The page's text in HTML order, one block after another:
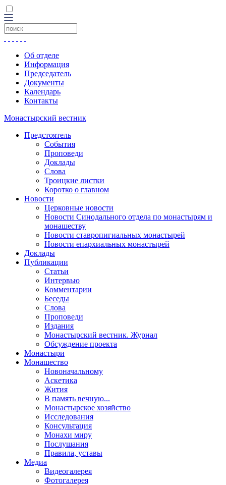
Об отделе
Информация
Председатель
Документы
Календарь
Контакты
Монастырский вестник
Предстоятель
События
Проповеди
Доклады
Слова
Троицкие листки
Коротко о главном
Новости
Церковные новости
Новости Синодального отдела по монастырям и
монашеству
Новости ставропигиальных монастырей
Новости епархиальных монастырей
Доклады
Публикации
Статьи
Интервью
Комментарии
Беседы
Слова
Проповеди
Издания
Монастырский вестник. Журнал
Обсуждение проекта
Монастыри
Монашество
Новоначальному
Аскетика
Жития
В память вечную...
Монастырское хозяйство
Исследования
Консультация
Монахи миру
Послушания
Правила, уставы
Медиа
Видеогалерея
Фотогалерея